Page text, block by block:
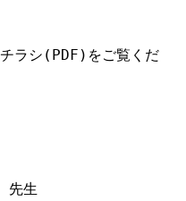
ラシ(PDF)をご覧くだ
先生